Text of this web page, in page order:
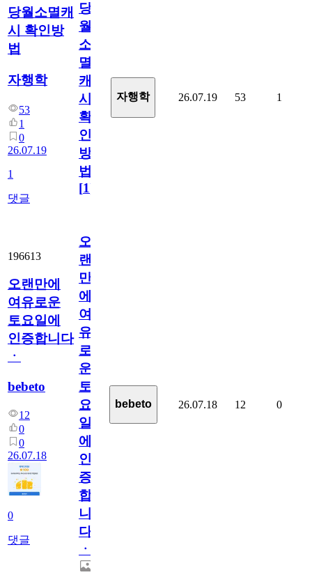
당월소멸캐
시 확인방
법
자행학
53
1
0
26.07.19
1
댓글
당
월
소
멸
캐
시
확
인
방
법
[1]
자행학 26.07.19 53 1
196613
오랜만에
여유로운
토요일에
인증합니다
ㆍ
bebeto
12
0
0
26.07.18
0
댓글
오
랜
만
에
여
유
로
운
토
요
일
에
인
증
합
니
다
ㆍ
bebeto 26.07.18 12 0